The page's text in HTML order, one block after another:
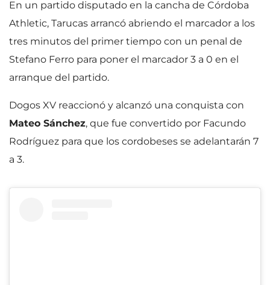
En un partido disputado en la cancha de Córdoba
Athletic, Tarucas arrancó abriendo el marcador a los
tres minutos del primer tiempo con un penal de
Stefano Ferro para poner el marcador 3 a 0 en el
arranque del partido.
Dogos XV reaccionó y alcanzó una conquista con
Mateo Sánchez, que fue convertido por Facundo
Rodríguez para que los cordobeses se adelantarán 7
a 3.